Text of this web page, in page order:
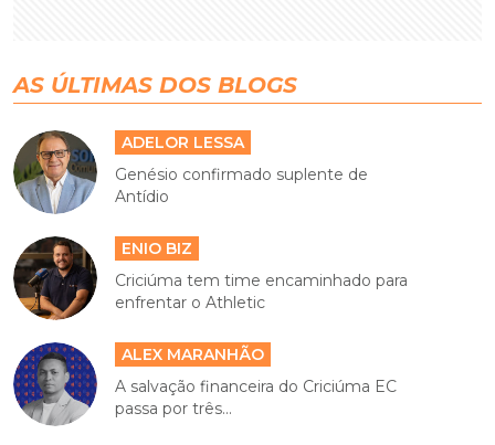
AS ÚLTIMAS DOS BLOGS
ADELOR LESSA
Genésio confirmado suplente de
Antídio
ENIO BIZ
Criciúma tem time encaminhado para
enfrentar o Athletic
ALEX MARANHÃO
A salvação financeira do Criciúma EC
passa por três...